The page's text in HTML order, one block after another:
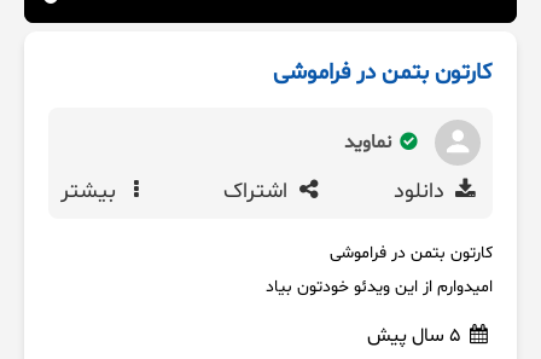
کارتون بتمن در فراموشی
نماوید
دانلود اشتراک بیشتر
کارتون بتمن در فراموشی
امیدوارم از این ویدئو خودتون بیاد